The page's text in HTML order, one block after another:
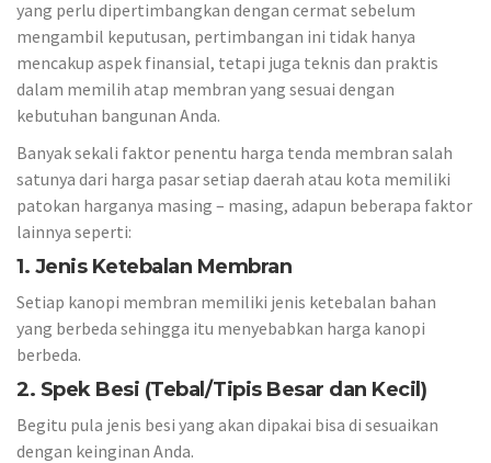
yang perlu dipertimbangkan dengan cermat sebelum
mengambil keputusan, pertimbangan ini tidak hanya
mencakup aspek finansial, tetapi juga teknis dan praktis
dalam memilih atap membran yang sesuai dengan
kebutuhan bangunan Anda.
Banyak sekali faktor penentu harga tenda membran salah
satunya dari harga pasar setiap daerah atau kota memiliki
patokan harganya masing – masing, adapun beberapa faktor
lainnya seperti:
1. Jenis Ketebalan Membran
Setiap kanopi membran memiliki jenis ketebalan bahan
yang berbeda sehingga itu menyebabkan harga kanopi
berbeda.
2. Spek Besi (Tebal/Tipis Besar dan Kecil)
Begitu pula jenis besi yang akan dipakai bisa di sesuaikan
dengan keinginan Anda.